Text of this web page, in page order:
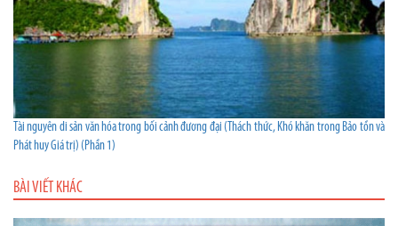
Tài nguyên di sản văn hóa trong bối cảnh đương đại (Thách thức, Khó khăn trong Bảo tồn và
Phát huy Giá trị) (Phần 1)
BÀI VIẾT KHÁC